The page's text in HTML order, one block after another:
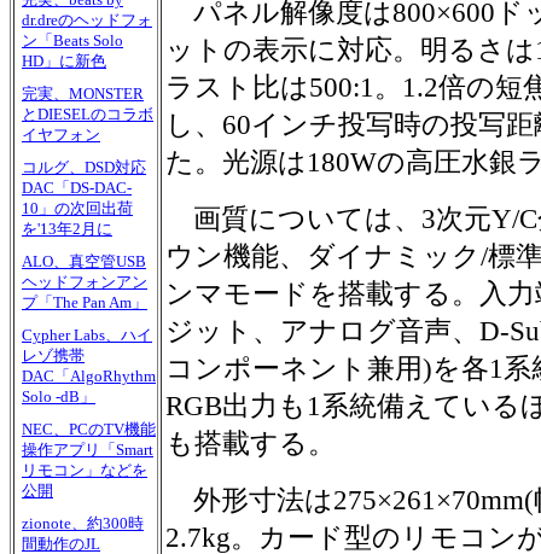
dr.dreのヘッドフォ
ン「Beats Solo
HD」に新色
完実、MONSTER
とDIESELのコラボ
イヤフォン
コルグ、DSD対応
DAC「DS-DAC-
10」の次回出荷
を'13年2月に
ALO、真空管USB
ヘッドフォンアン
プ「The Pan Am」
Cypher Labs、ハイ
レゾ携帯
DAC「AlgoRhythm
Solo -dB」
NEC、PCのTV機能
操作アプリ「Smart
リモコン」などを
公開
zionote、約300時
間動作のJL
パネル解像度は800×600ド
ットの表示に対応。明るさ
ラスト比は500:1。1.2倍の短
し、60インチ投写時の投写
た。光源は180Wの高圧水銀
画質については、3次元Y/
ウン機能、ダイナミック/標
ンマモードを搭載する。入
ジット、アナログ音声、D-
コンポーネント兼用)を各1
RGB出力も1系統備えている
も搭載する。
外形寸法は
2.7kg。カード型のリモコン